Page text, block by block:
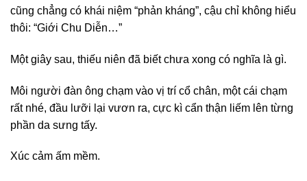
cũng chẳng có khái niệm “phản kháng”, cậu chỉ không hiểu
thôi: “Giới Chu Diễn…”
Một giây sau, thiếu niên đã biết chưa xong có nghĩa là gì.
Môi người đàn ông chạm vào vị trí cổ chân, một cái chạm
rất nhé, đầu lưỡi lại vươn ra, cực kì cẩn thận liếm lên từng
phần da sưng tấy.
Xúc cảm ấm mềm.